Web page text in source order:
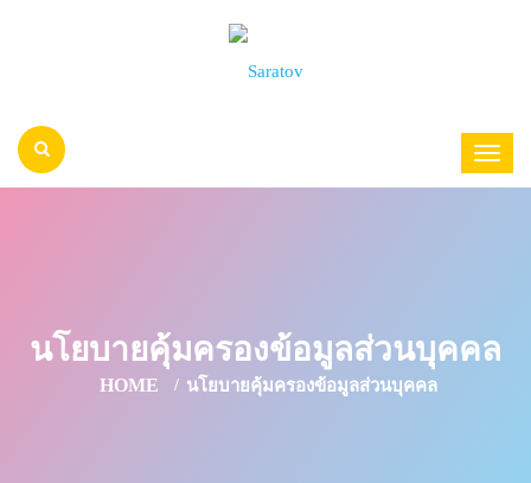
นโยบายคุ้มครองข้อมูลส่วนบุคคล
HOME นโยบายคุ้มครองข้อมูลส่วนบุคคล